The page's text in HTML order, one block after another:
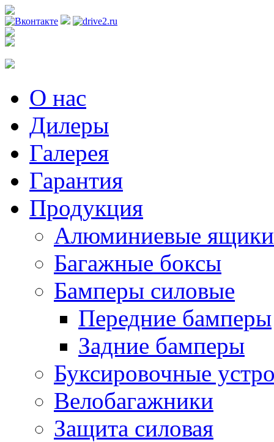
О нас
Дилеры
Галерея
Гарантия
Продукция
Алюминиевые ящики
Багажные боксы
Бамперы силовые
Передние бамперы
Задние бамперы
Буксировочные
Велобагажники
Защита силовая